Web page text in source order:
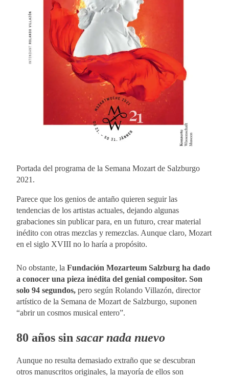
Portada del programa de la Semana Mozart de Salzburgo
2021.
Parece que los genios de antaño quieren seguir las
tendencias de los artistas actuales, dejando algunas
grabaciones sin publicar para, en un futuro, crear material
inédito con otras mezclas y remezclas. Aunque claro, Mozart
en el siglo XVIII no lo haría a propósito.
No obstante, la Fundación Mozarteum Salzburg ha dado
a conocer una pieza inédita del genial compositor. Son
solo 94 segundos, pero según Rolando Villazón, director
artístico de la Semana de Mozart de Salzburgo, suponen
“abrir un cosmos musical entero”.
80 años sin sacar nada nuevo
Aunque no resulta demasiado extraño que se descubran
otros manuscritos originales, la mayoría de ellos son